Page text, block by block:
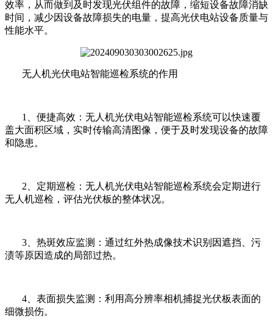
效率，从而做到及时发现光伏组件的故障，缩短设备故障消缺
时间，减少因设备故障损失的电量，提高光伏电站设备质量与
性能水平。
无人机光伏电站智能巡检系统的作用
1、便捷高效：无人机光伏电站智能巡检系统可以快速覆
盖大面积区域，实时传输高清图像，便于及时发现设备的故障
和隐患。
2、定期巡检：无人机光伏电站智能巡检系统会定期进行
无人机巡检，评估光伏板的整体状况。
3、热斑效应监测：通过红外热成像技术识别因遮挡、污
渍等原因造成的局部过热。
4、表面损失监测：利用高分辨率相机捕捉光伏板表面的
细微损伤。